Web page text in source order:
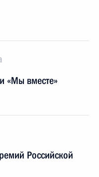
«Мы вместе»
Российской